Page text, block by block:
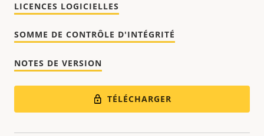
LICENCES LOGICIELLES
SOMME DE CONTRÔLE D'INTÉGRITÉ
NOTES DE VERSION
TÉLÉCHARGER